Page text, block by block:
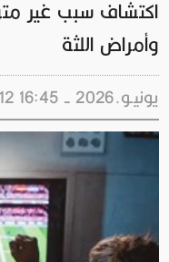
اكتشاف سبب غير
وأمراض اللثة
12 يونيـو.2026 - 16:45